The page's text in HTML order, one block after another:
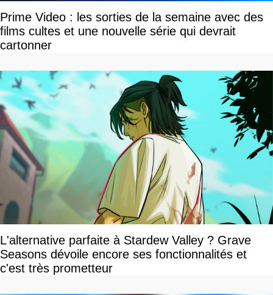
Prime Video : les sorties de la semaine avec des
films cultes et une nouvelle série qui devrait
cartonner
L'alternative parfaite à Stardew Valley ? Grave
Seasons dévoile encore ses fonctionnalités et
c'est très prometteur